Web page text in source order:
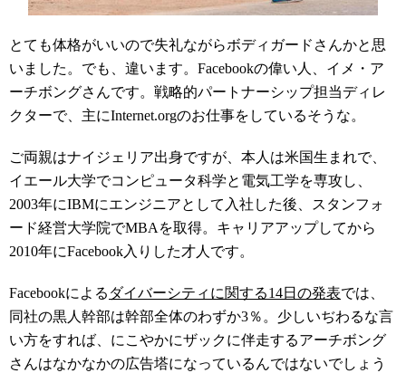
とても体格がいいので失礼ながらボディガードさんかと思
いました。でも、違います。Facebookの偉い人、イメ・ア
ーチボングさんです。戦略的パートナーシップ担当ディレ
クターで、主にInternet.orgのお仕事をしているそうな。
ご両親はナイジェリア出身ですが、本人は米国生まれで、
イエール大学でコンピュータ科学と電気工学を専攻し、
2003年にIBMにエンジニアとして入社した後、スタンフォ
ード経営大学院でMBAを取得。キャリアアップしてから
2010年にFacebook入りした才人です。
Facebookによる ダイバーシティに関する14日の発表では、
同社の黒人幹部は幹部全体のわずか3％。少しいぢわるな言
い方をすれば、にこやかにザックに伴走するアーチボング
さんはなかなかの広告塔になっているんではないでしょう